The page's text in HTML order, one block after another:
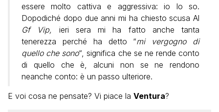
essere molto cattiva e aggressiva: io lo so.
Dopodiché dopo due anni mi ha chiesto scusa Al
Gf Vip, ieri sera mi ha fatto anche tanta
tenerezza perché ha detto “mi vergogno di
quello che sono“, significa che se ne rende conto
di quello che è, alcuni non se ne rendono
neanche conto: è un passo ulteriore.
E voi cosa ne pensate? Vi piace la Ventura?